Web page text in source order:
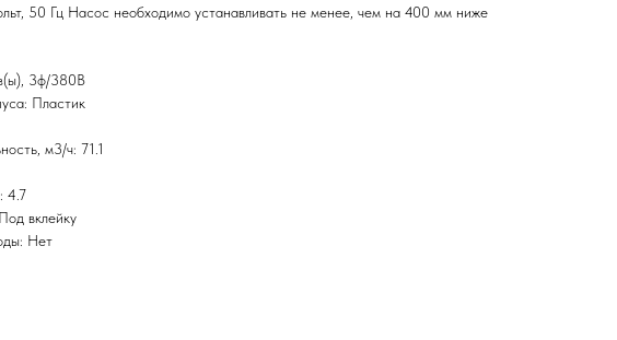
50 Гц Насос необходимо устанавливать не менее, чем на 400 мм ниже
3ф/380В
Пластик
м3/ч: 71.1
4.7
вклейку
Нет